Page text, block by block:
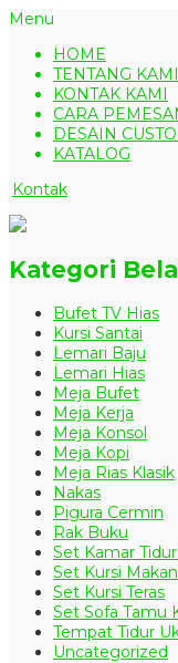
Menu
HOME
TENTANG KAMI
KONTAK KAMI
CARA
DESAIN
KATALOG
Kontak
Kategori
Bufet TV Hias
Kursi Santai
Lemari Baju
Lemari Hias
Meja Bufet
Meja Kerja
Meja Konsol
Meja Kopi
Meja Rias Klasik
Nakas
Pigura Cermin
Rak Buku
Set Kamar
Set Kursi
Set Kursi Teras
Set Sofa Tamu
Tempat Tidur
Uncategorized